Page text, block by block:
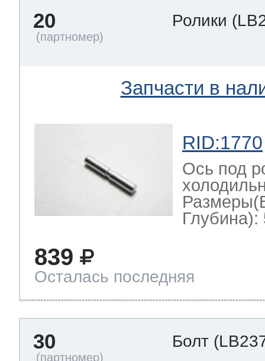
20 Ролики
Запчасти в
RID:1770
Ось под
Глубина):
839
Осталась последняя
30 Болт